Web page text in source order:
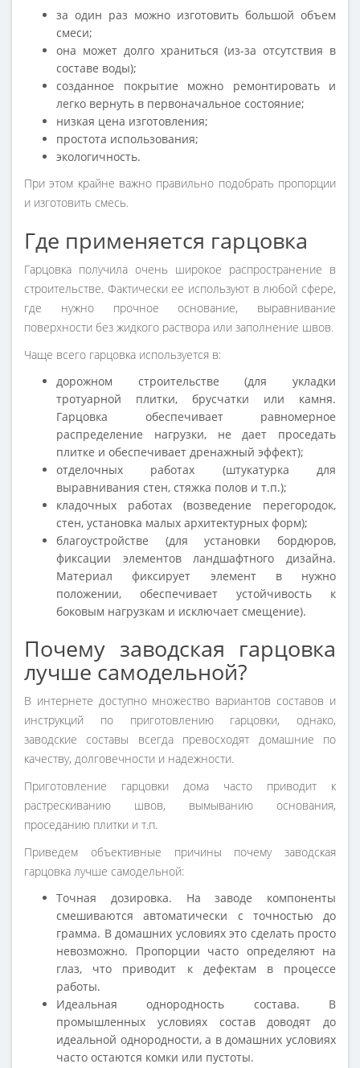
за один раз можно изготовить большой объем
смеси;
она может долго храниться (из-за отсутствия в
составе воды);
созданное покрытие можно ремонтировать и
легко вернуть в первоначальное состояние;
низкая цена изготовления;
простота использования;
экологичность.
При этом крайне важно правильно подобрать пропорции
и изготовить смесь.
Где применяется гарцовка
Гарцовка получила очень широкое распространение в
строительстве. Фактически ее используют в любой сфере,
где нужно прочное основание, выравнивание
поверхности без жидкого раствора или заполнение швов.
Чаще всего гарцовка используется в:
дорожном строительстве (для укладки
тротуарной плитки, брусчатки или камня.
Гарцовка обеспечивает равномерное
распределение нагрузки, не дает проседать
плитке и обеспечивает дренажный эффект);
отделочных работах (штукатурка для
выравнивания стен, стяжка полов и т.п.);
кладочных работах (возведение перегородок,
стен, установка малых архитектурных форм);
благоустройстве (для установки бордюров,
фиксации элементов ландшафтного дизайна.
Материал фиксирует элемент в нужно
положении, обеспечивает устойчивость к
боковым нагрузкам и исключает смещение).
Почему заводская гарцовка
лучше самодельной?
В интернете доступно множество вариантов составов и
инструкций по приготовлению гарцовки, однако,
заводские составы всегда превосходят домашние по
качеству, долговечности и надежности.
Приготовление гарцовки дома часто приводит к
растрескиванию швов, вымыванию основания,
проседанию плитки и т.п.
Приведем объективные причины почему заводская
гарцовка лучше самодельной:
Точная дозировка. На заводе компоненты
смешиваются автоматически с точностью до
грамма. В домашних условиях это сделать просто
невозможно. Пропорции часто определяют на
глаз, что приводит к дефектам в процессе
работы.
Идеальная однородность состава. В
промышленных условиях состав доводят до
идеальной однородности, а в домашних условиях
часто остаются комки или пустоты.